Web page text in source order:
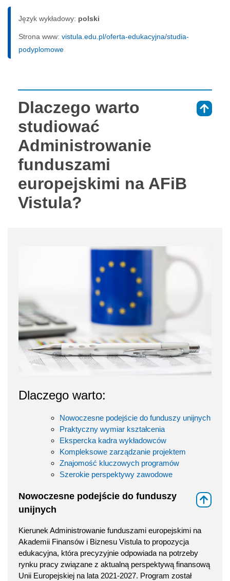
Język wykładowy: polski
Strona www: vistula.edu.pl/oferta-edukacyjna/studia-
podyplomowe
Dlaczego warto
studiować
Administrowanie
funduszami
europejskimi na AFiB
Vistula?
Dlaczego warto:
Nowoczesne podejście do funduszy unijnych
Praktyczny wymiar kształcenia
Ekspercka kadra wykładowców
Kompleksowe zarządzanie projektem
Znajomość kluczowych programów
Szerokie perspektywy zawodowe
Nowoczesne podejście do funduszy
unijnych
Kierunek Administrowanie funduszami europejskimi na
Akademii Finansów i Biznesu Vistula to propozycja
edukacyjna, która precyzyjnie odpowiada na potrzeby
rynku pracy związane z aktualną perspektywą finansową
Unii Europejskiej na lata 2021-2027. Program został